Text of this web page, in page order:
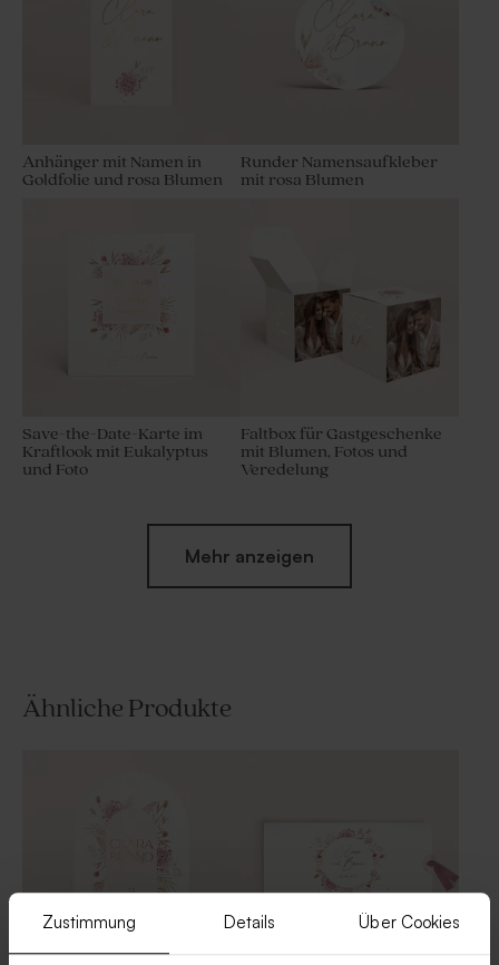
Zustimmung Details Über Cookies
Anhänger mit Namen in
Goldfolie und rosa Blumen
Runder Namensaufkleber
mit rosa Blumen
Save-the-Date-Karte im
Kraftlook mit Eukalyptus
und Foto
Faltbox für Gastgeschenke
mit Blumen, Fotos und
Veredelung
Mehr anzeigen
Ähnliche Produkte